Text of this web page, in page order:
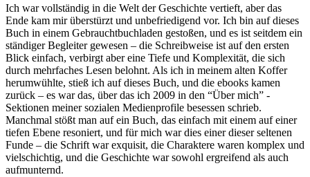
Ich war vollständig in die Welt der Geschichte vertieft, aber das
Ende kam mir überstürzt und unbefriedigend vor. Ich bin auf dieses
Buch in einem Gebrauchtbuchladen gestoßen, und es ist seitdem ein
ständiger Begleiter gewesen – die Schreibweise ist auf den ersten
Blick einfach, verbirgt aber eine Tiefe und Komplexität, die sich
durch mehrfaches Lesen belohnt. Als ich in meinem alten Koffer
herumwühlte, stieß ich auf dieses Buch, und die ebooks kamen
zurück – es war das, über das ich 2009 in den “Über mich” -
Sektionen meiner sozialen Medienprofile besessen schrieb.
Manchmal stößt man auf ein Buch, das einfach mit einem auf einer
tiefen Ebene resoniert, und für mich war dies einer dieser seltenen
Funde – die Schrift war exquisit, die Charaktere waren komplex und
vielschichtig, und die Geschichte war sowohl ergreifend als auch
aufmunternd.